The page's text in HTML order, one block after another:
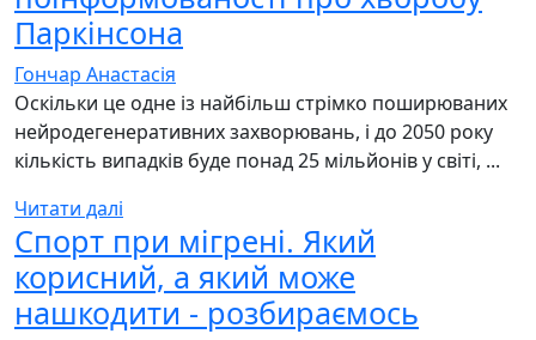
Паркінсона
Гончар Анастасія
Оскільки це одне із найбільш стрімко поширюваних
нейродегенеративних захворювань, і до 2050 року
кількість випадків буде понад 25 мільйонів у світі, ...
Читати далі
Спорт при мігрені. Який
корисний, а який може
нашкодити - розбираємось